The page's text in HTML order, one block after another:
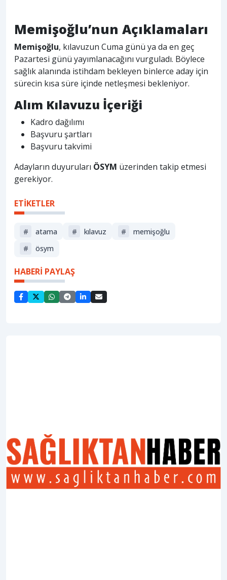
Memişoğlu’nun Açıklamaları
Memişoğlu, kılavuzun Cuma günü ya da en geç
Pazartesi günü yayımlanacağını vurguladı. Böylece
sağlık alanında istihdam bekleyen binlerce aday için
sürecin kısa süre içinde netleşmesi bekleniyor.
Alım Kılavuzu İçeriği
Kadro dağılımı
Başvuru şartları
Başvuru takvimi
Adayların duyuruları ÖSYM üzerinden takip etmesi
gerekiyor.
ETİKETLER
# atama # kılavuz #
memişoğlu
#
ösym
HABERİ PAYLAŞ